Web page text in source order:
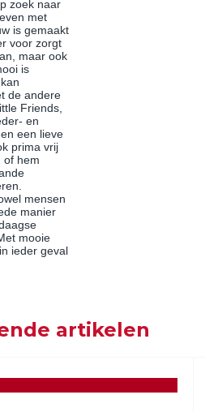
zoek naar
met
is gemaakt
voor zorgt
maar ook
is
de andere
Friends,
en
een lieve
prima vrij
of hem
mensen
manier
mooie
ieder geval
artikelen